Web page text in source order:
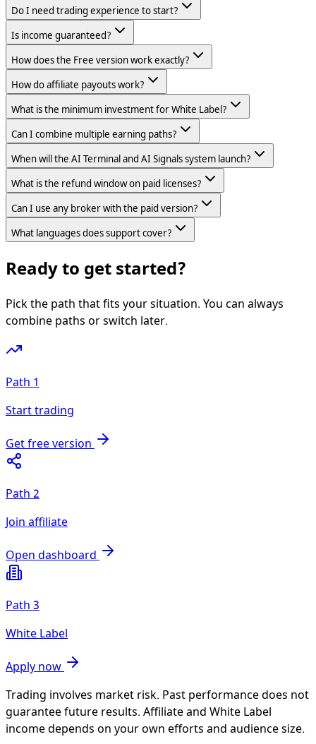
Do I need trading experience to start?
Is income guaranteed?
How does the Free version work exactly?
How do affiliate payouts work?
What is the minimum investment for White Label?
Can I combine multiple earning paths?
When will the AI Terminal and AI Signals system launch?
What is the refund window on paid licenses?
Can I use any broker with the paid version?
What languages does support cover?
Ready to get started?
Pick the path that fits your situation. You can always
combine paths or switch later.
Path 1
Start trading
Get free version
Path 2
Join affiliate
Open dashboard
Path 3
White Label
Apply now
Trading involves market risk. Past performance does not
guarantee future results. Affiliate and White Label
income depends on your own efforts and audience size.